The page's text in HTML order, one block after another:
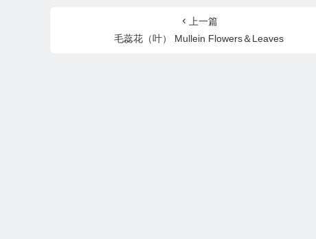
上一篇
毛蕊花（叶） Mullein Flowers＆Leaves